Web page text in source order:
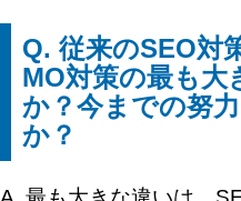
Q. 従来のSEO対
MO対策の最も大
か？今までの努
か？